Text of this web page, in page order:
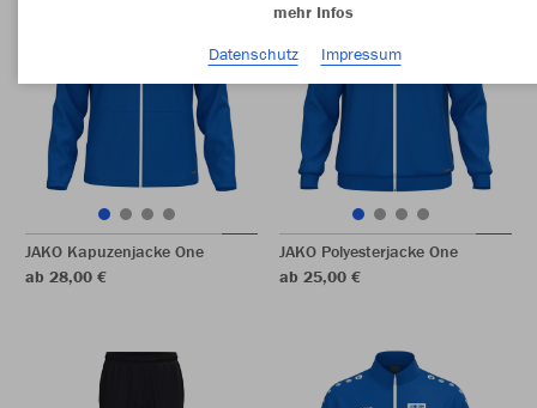
JAKO Kapuzenjacke One
ab 28,00 €
JAKO Polyesterjacke One
ab 25,00 €
mehr Infos
Datenschutz
Impressum